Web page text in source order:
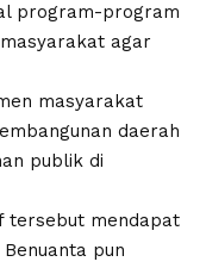
program-program
agar
masyarakat
daerah
publik di
tersebut mendapat
pun